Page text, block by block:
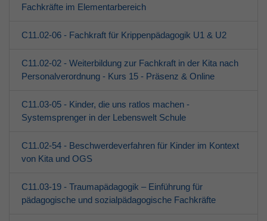
Fachkräfte im Elementarbereich
C11.02-06 - Fachkraft für Krippenpädagogik U1 & U2
C11.02-02 - Weiterbildung zur Fachkraft in der Kita nach
Personalverordnung - Kurs 15 - Präsenz & Online
C11.03-05 - Kinder, die uns ratlos machen -
Systemsprenger in der Lebenswelt Schule
C11.02-54 - Beschwerdeverfahren für Kinder im Kontext
von Kita und OGS
C11.03-19 - Traumapädagogik – Einführung für
pädagogische und sozialpädagogische Fachkräfte